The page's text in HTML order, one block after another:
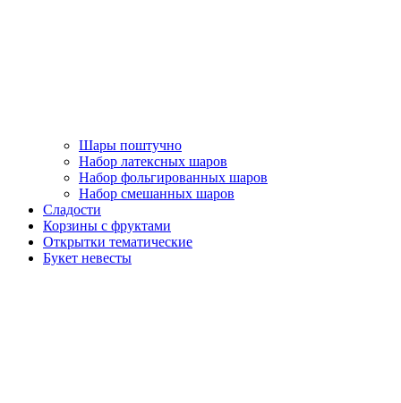
Шары поштучно
Набор латексных шаров
Набор фольгированных шаров
Набор смешанных шаров
Сладости
Корзины с фруктами
Открытки тематические
Букет невесты